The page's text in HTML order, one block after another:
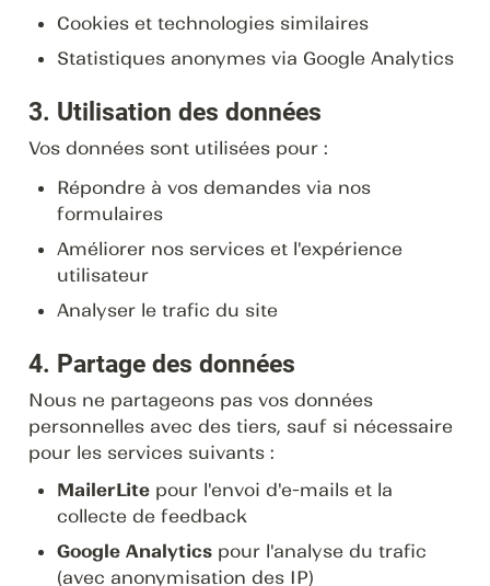
Cookies et technologies similaires
Statistiques anonymes via Google Analytics
3. Utilisation des données
Vos données sont utilisées pour :
Répondre à vos demandes via nos
formulaires
Améliorer nos services et l'expérience
utilisateur
Analyser le trafic du site
4. Partage des données
Nous ne partageons pas vos données
personnelles avec des tiers, sauf si nécessaire
pour les services suivants :
MailerLite pour l'envoi d'e-mails et la
collecte de feedback
Google Analytics pour l'analyse du trafic
(avec anonymisation des IP)